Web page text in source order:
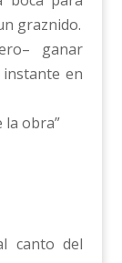
graznido.
ganar
en
la obra”
canto del